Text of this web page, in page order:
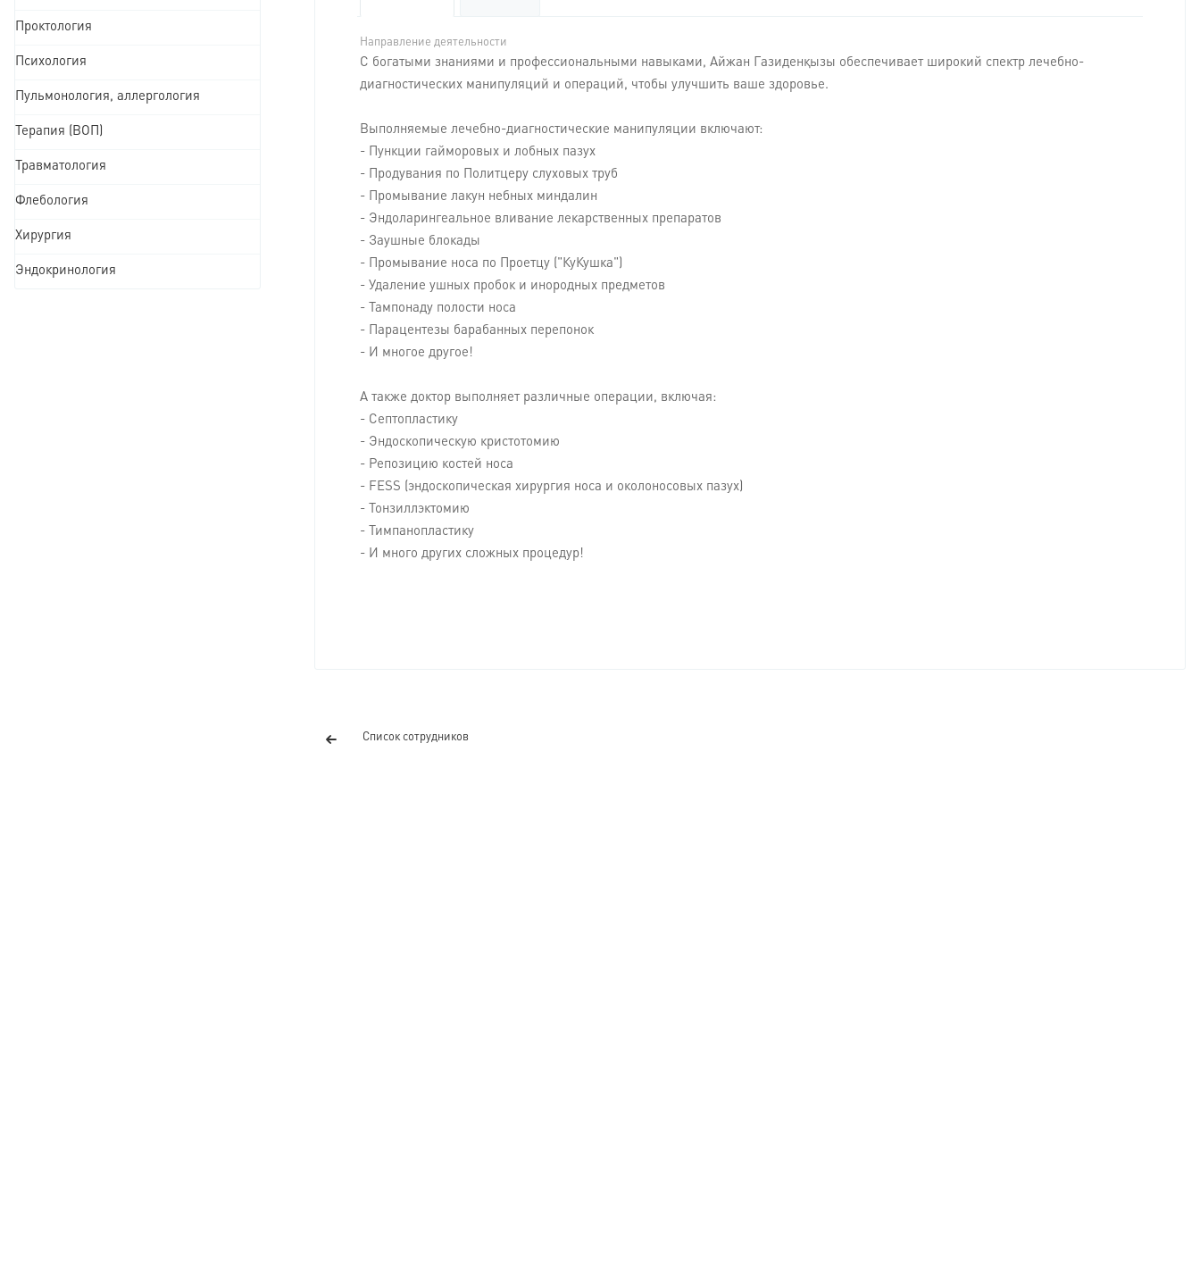
Проктология
Психология
Пульмонология, аллергология
Терапия (ВОП)
Травматология
Флебология
Хирургия
Эндокринология
Направление деятельности
С богатыми знаниями и профессиональными навыками, Айжан Газиденқызы обеспечивает широкий спектр лечебно-
диагностических манипуляций и операций, чтобы улучшить ваше здоровье.
Выполняемые лечебно-диагностические манипуляции включают:
- Пункции гайморовых и лобных пазух
- Продувания по Политцеру слуховых труб
- Промывание лакун небных миндалин
- Эндоларингеальное вливание лекарственных препаратов
- Заушные блокады
- Промывание носа по Проетцу ("КуКушка")
- Удаление ушных пробок и инородных предметов
- Тампонаду полости носа
- Парацентезы барабанных перепонок
- И многое другое!
А также доктор выполняет различные операции, включая:
- Септопластику
- Эндоскопическую кристотомию
- Репозицию костей носа
- FESS (эндоскопическая хирургия носа и околоносовых пазух)
- Тонзиллэктомию
- Тимпанопластику
- И много других сложных процедур!
Список сотрудников